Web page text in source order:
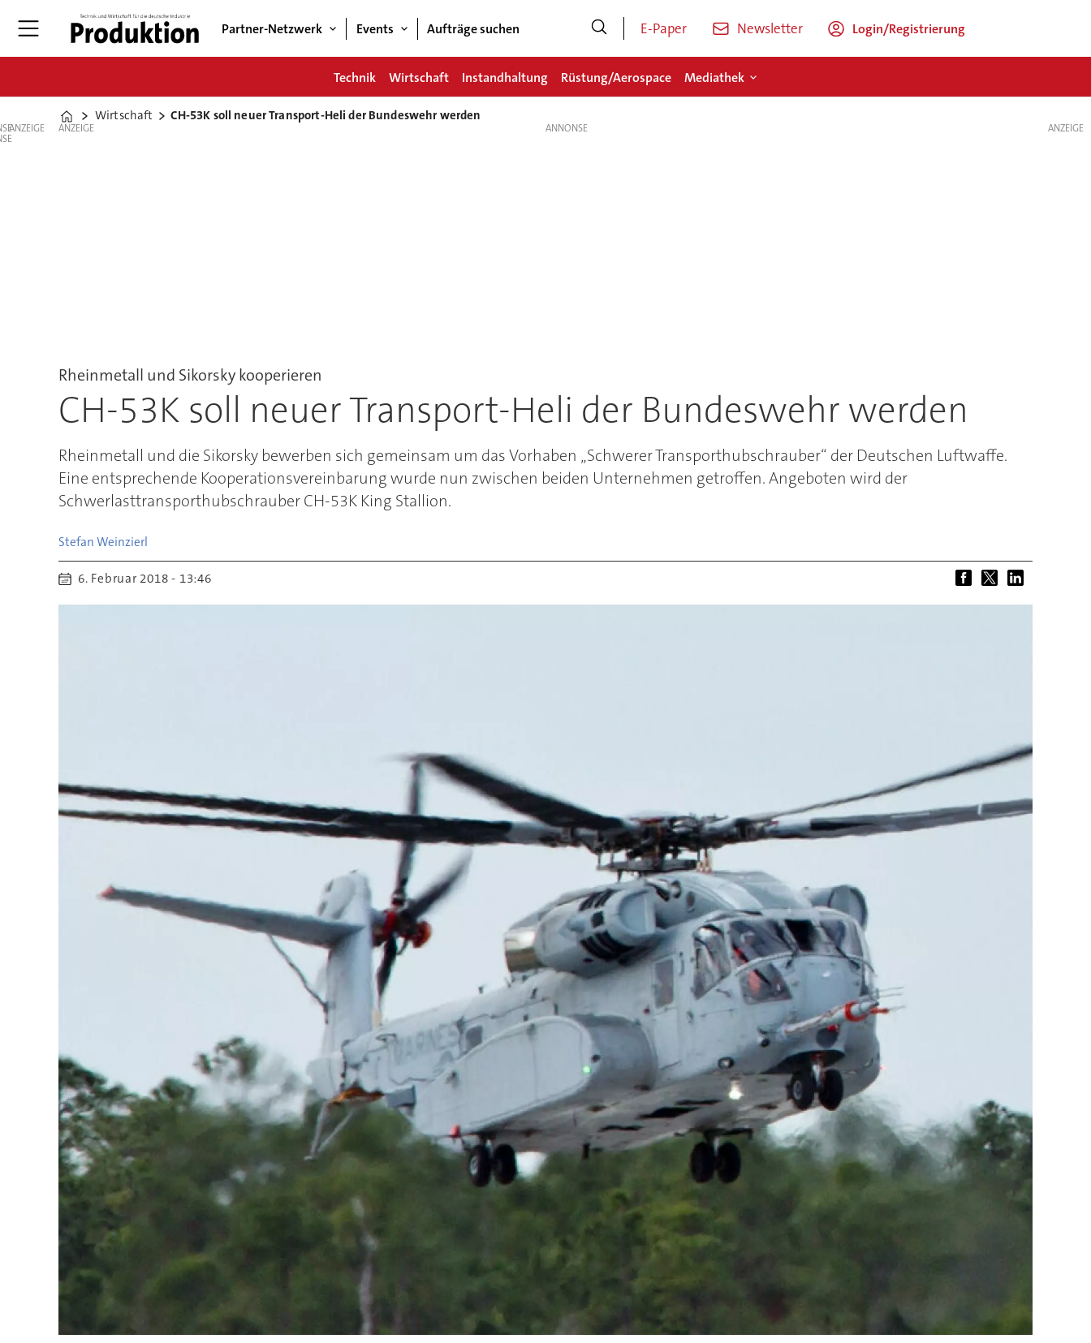
Partner-Netzwerk Events Aufträge suchen E-Paper Newsletter Login/Registrierung
Technik Wirtschaft Instandhaltung Rüstung/Aerospace Mediathek
Home
Wirtschaft CH-53K soll neuer Transport-Heli der Bundeswehr werden
ANZEIGE ANZEIGE
Rheinmetall und Sikorsky kooperieren
CH-53K soll neuer Transport-Heli der Bundeswehr werden
Rheinmetall und die Sikorsky bewerben sich gemeinsam um das Vorhaben „Schwerer Transporthubschrauber“ der Deutschen Luftwaffe.
Eine entsprechende Kooperationsvereinbarung wurde nun zwischen beiden Unternehmen getroffen. Angeboten wird der
Schwerlasttransporthubschrauber CH-53K King Stallion.
Stefan Weinzierl
6. Februar 2018 - 13:46
ANZEIGE